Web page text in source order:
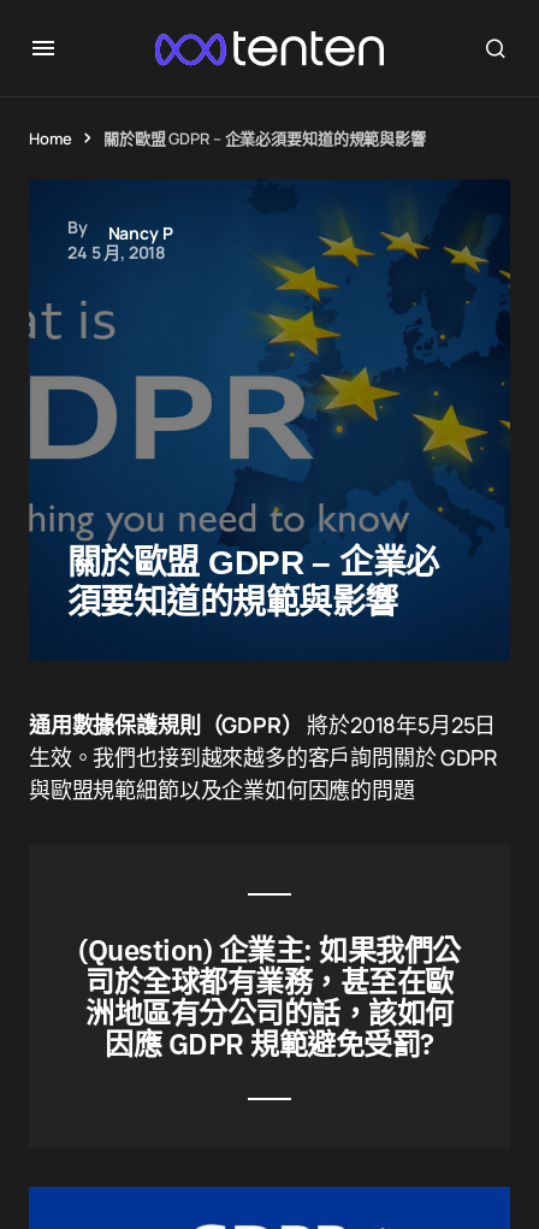
Home 關於歐盟 GDPR – 企業必須要知道的規範與影響
By
Nancy P
24 5 月, 2018
關於歐盟 GDPR – 企業必
須要知道的規範與影響
通用數據保護規則（GDPR） 將於2018年5月25日
生效。我們也接到越來越多的客戶詢問關於 GDPR
與歐盟規範細節以及企業如何因應的問題
(Question) 企業主: 如果我們公
司於全球都有業務，甚至在歐
洲地區有分公司的話，該如何
因應 GDPR 規範避免受罰?